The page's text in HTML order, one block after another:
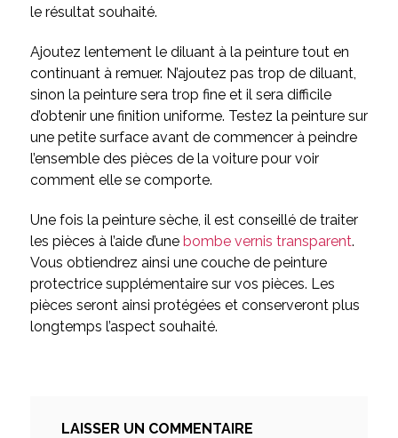
le résultat souhaité.
Ajoutez lentement le diluant à la peinture tout en
continuant à remuer. N’ajoutez pas trop de diluant,
sinon la peinture sera trop fine et il sera difficile
d’obtenir une finition uniforme. Testez la peinture sur
une petite surface avant de commencer à peindre
l’ensemble des pièces de la voiture pour voir
comment elle se comporte.
Une fois la peinture sèche, il est conseillé de traiter
les pièces à l’aide d’une bombe vernis transparent.
Vous obtiendrez ainsi une couche de peinture
protectrice supplémentaire sur vos pièces. Les
pièces seront ainsi protégées et conserveront plus
longtemps l’aspect souhaité.
LAISSER UN COMMENTAIRE